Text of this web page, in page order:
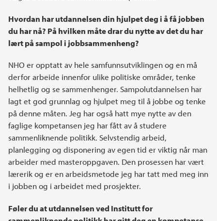
Hvordan har utdannelsen din hjulpet deg i å få jobben
du har nå? På hvilken måte drar du nytte av det du har
lært på sampol i jobbsammenheng?
NHO er opptatt av hele samfunnsutviklingen og en må
derfor arbeide innenfor ulike politiske områder, tenke
helhetlig og se sammenhenger. Sampolutdannelsen har
lagt et god grunnlag og hjulpet meg til å jobbe og tenke
på denne måten. Jeg har også hatt mye nytte av den
faglige kompetansen jeg har fått av å studere
sammenliknende politikk. Selvstendig arbeid,
planlegging og disponering av egen tid er viktig når man
arbeider med masteroppgaven. Den prosessen har vært
lærerik og er en arbeidsmetode jeg har tatt med meg inn
i jobben og i arbeidet med prosjekter.
Føler du at utdannelsen ved Institutt for